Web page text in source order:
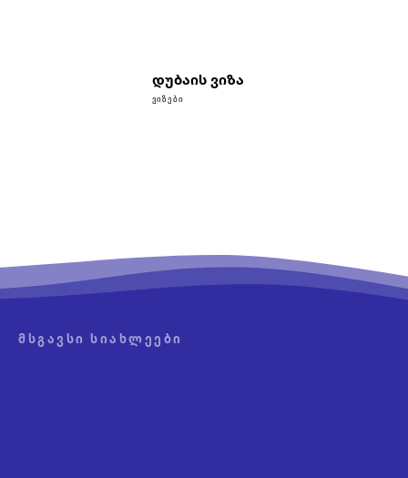
დუბაის ვიზა
ᲕᲘᲖᲔᲑᲘ
ᲛᲡᲒᲐᲕᲡᲘ ᲡᲘᲐᲮᲚᲔᲔᲑᲘ